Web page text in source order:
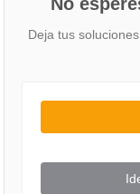
Deja tus